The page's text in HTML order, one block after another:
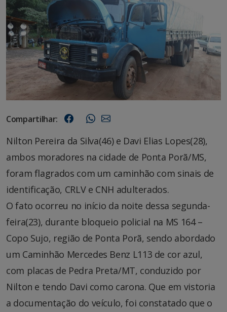
Compartilhar:
Nilton Pereira da Silva(46) e Davi Elias Lopes(28),
ambos moradores na cidade de Ponta Porã/MS,
foram flagrados com um caminhão com sinais de
identificação, CRLV e CNH adulterados.
O fato ocorreu no início da noite dessa segunda-
feira(23), durante bloqueio policial na MS 164 –
Copo Sujo, região de Ponta Porã, sendo abordado
um Caminhão Mercedes Benz L113 de cor azul,
com placas de Pedra Preta/MT, conduzido por
Nilton e tendo Davi como carona. Que em vistoria
a documentação do veículo, foi constatado que o